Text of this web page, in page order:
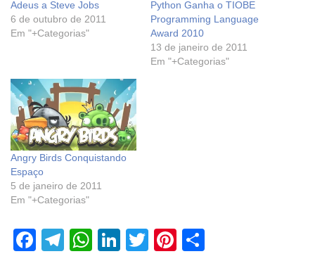
Adeus a Steve Jobs
6 de outubro de 2011
Em "+Categorias"
Python Ganha o TIOBE
Programming Language
Award 2010
13 de janeiro de 2011
Em "+Categorias"
Angry Birds Conquistando
Espaço
5 de janeiro de 2011
Em "+Categorias"
F
T
W
Li
T
Pi